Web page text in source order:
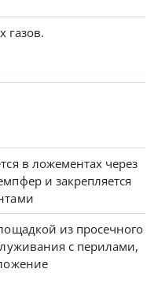
газов.
в ложементах через
и закрепляется
из просечного
с перилами,